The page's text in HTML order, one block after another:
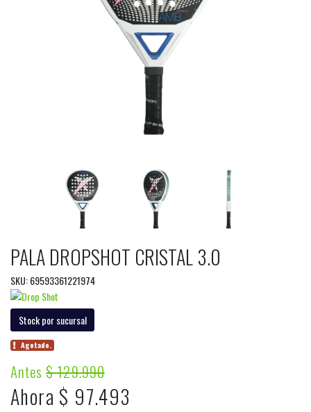
PALA DROPSHOT CRISTAL 3.0
SKU: 69593361221974
Stock por sucursal
Agotado.
Antes$ 129.990
Ahora $ 97.493